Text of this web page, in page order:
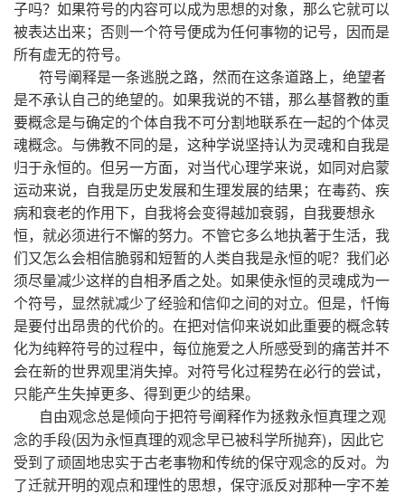
子吗？如果符号的内容可以成为思想的对象，那么它就可以
被表达出来；否则一个符号便成为任何事物的记号，因而是
所有虚无的符号。
符号阐释是一条逃脱之路，然而在这条道路上，绝望者
是不承认自己的绝望的。如果我说的不错，那么基督教的重
要概念是与确定的个体自我不可分割地联系在一起的个体灵
魂概念。与佛教不同的是，这种学说坚持认为灵魂和自我是
归于永恒的。但另一方面，对当代心理学来说，如同对启蒙
运动来说，自我是历史发展和生理发展的结果；在毒药、疾
病和衰老的作用下，自我将会变得越加衰弱，自我要想永
恒，就必须进行不懈的努力。不管它多么地执著于生活，我
们又怎么会相信脆弱和短暂的人类自我是永恒的呢？我们必
须尽量减少这样的自相矛盾之处。如果使永恒的灵魂成为一
个符号，显然就减少了经验和信仰之间的对立。但是，忏悔
是要付出昂贵的代价的。在把对信仰来说如此重要的概念转
化为纯粹符号的过程中，每位施爱之人所感受到的痛苦并不
会在新的世界观里消失掉。对符号化过程势在必行的尝试，
只能产生失掉更多、得到更少的结果。
自由观念总是倾向于把符号阐释作为拯救永恒真理之观
念的手段(因为永恒真理的观念早已被科学所抛弃)，因此它
受到了顽固地忠实于古老事物和传统的保守观念的反对。为
了迁就开明的观点和理性的思想，保守派反对那种一字不差